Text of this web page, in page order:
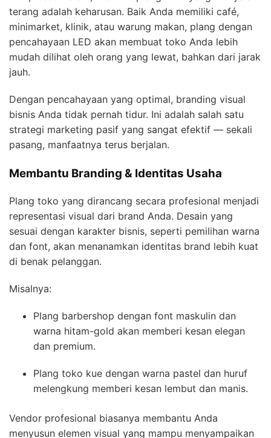
terang adalah keharusan. Baik Anda memiliki café,
minimarket, klinik, atau warung makan, plang dengan
pencahayaan LED akan membuat toko Anda lebih
mudah dilihat oleh orang yang lewat, bahkan dari jarak
jauh.
Dengan pencahayaan yang optimal, branding visual
bisnis Anda tidak pernah tidur. Ini adalah salah satu
strategi marketing pasif yang sangat efektif — sekali
pasang, manfaatnya terus berjalan.
Membantu Branding & Identitas Usaha
Plang toko yang dirancang secara profesional menjadi
representasi visual dari brand Anda. Desain yang
sesuai dengan karakter bisnis, seperti pemilihan warna
dan font, akan menanamkan identitas brand lebih kuat
di benak pelanggan.
Misalnya:
Plang barbershop dengan font maskulin dan
warna hitam-gold akan memberi kesan elegan
dan premium.
Plang toko kue dengan warna pastel dan huruf
melengkung memberi kesan lembut dan manis.
Vendor profesional biasanya membantu Anda
menyusun elemen visual yang mampu menyampaikan